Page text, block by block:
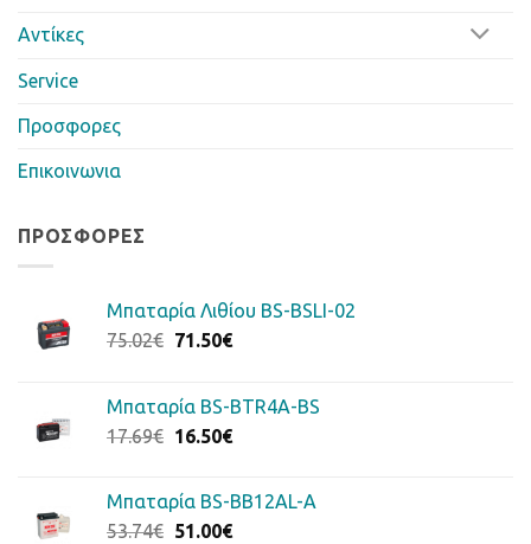
Αντίκες
Service
Προσφορες
Επικοινωνια
ΠΡΟΣΦΟΡΈΣ
Μπαταρία Λιθίου BS-BSLI-02
75.02€ Original
75.02€.
71.50€Η
είναι:
71.50€.
Μπαταρία BS-BTR4A-BS
17.69€ Original
17.69€.
16.50€Η
είναι:
16.50€.
Μπαταρία BS-BB12AL-A
53.74€ Original
51.00€Η